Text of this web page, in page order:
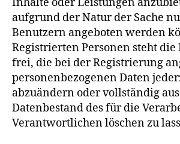
aufgrund der Natur der Sache
Benutzern angeboten werden
Registrierten Personen steht
frei, die bei der Registrierung
personenbezogenen Daten
abzuändern oder vollständig
Datenbestand des für die
Verantwortlichen löschen zu